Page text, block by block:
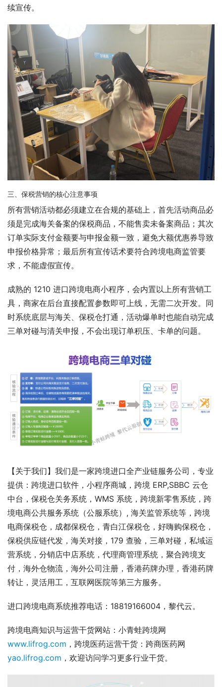
续宣传。
三、保税营销的核心注意事项
所有营销活动都必须建立在合规的基础上，首先活动商品必
须是完成海关备案的保税商品，不能售卖未备案商品；其次
订单实际支付金额要与申报金额一致，避免大额优惠券导致
申报价格异常；最后所有宣传话术要符合跨境电商监管要
求，不能虚假宣传。
成熟的 1210 进口跨境电商小程序，会内置以上所有营销工
具，商家在后台直接配置参数即可上线，无需二次开发。同
时系统底层与海关、保税仓打通，活动爆单时也能自动完成
三单对碰与清关申报，不会出现订单积压、卡单的问题。
【关于我们】我们是一家跨境进口全产业链服务公司，专业
提供：跨境进口软件，小程序商城，跨境 ERP,SBBC 云仓
中台，保税仓关务系统，WMS 系统，跨境新零售系统，跨
境电商公共服务系统（公服系统）, 海关监管系统等，跨境
电商保税仓，成都保税仓，青白江保税仓，好嗨购保税仓，
保税供应链代发，海关对接，179 查验，三单对碰，私域运
营系统，分销店中店系统，代理商管理系统，聚合跨境支
付，海外仓物流，海外公司注册，香港药牌办理，香港药牌
转让，灵活用工，互联网医院等第三方服务。
进口跨境电商系统推荐电话：18819166004，黎代云。
跨境电商知识与运营干货网站：小青蛙跨境网
www.lifrog.com ，跨境医药运营干货：跨商医药网
yao.lifrog.com ，欢迎访问学习更多行业干货。